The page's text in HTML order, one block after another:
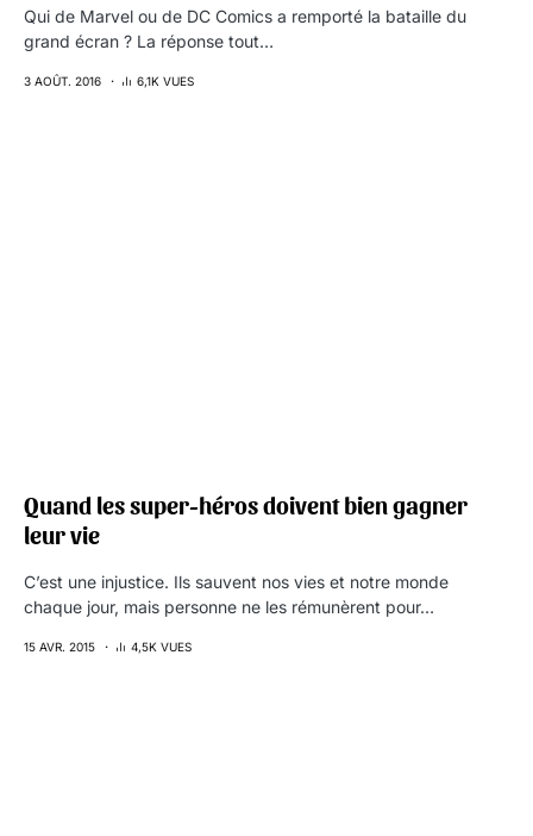
Qui de Marvel ou de DC Comics a remporté la bataille du
grand écran ? La réponse tout…
3 AOÛT. 2016 6,1K VUES
Quand les super-héros doivent bien gagner
leur vie
C’est une injustice. Ils sauvent nos vies et notre monde
chaque jour, mais personne ne les rémunèrent pour…
15 AVR. 2015 4,5K VUES